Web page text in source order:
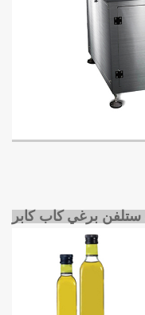
ستلفن برغي كاب كابر